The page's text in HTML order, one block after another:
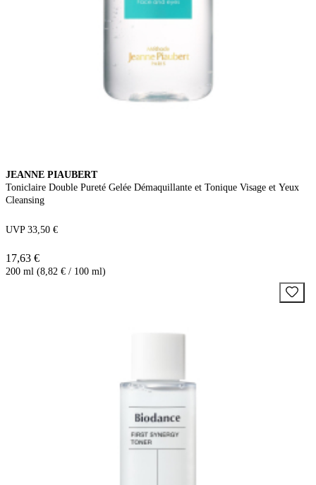
JEANNE PIAUBERT
Toniclaire Double Pureté Gelée Démaquillante et Tonique Visage et Yeux
Cleansing
UVP 33,50 €
17,63 €
200 ml (8,82 € / 100 ml)